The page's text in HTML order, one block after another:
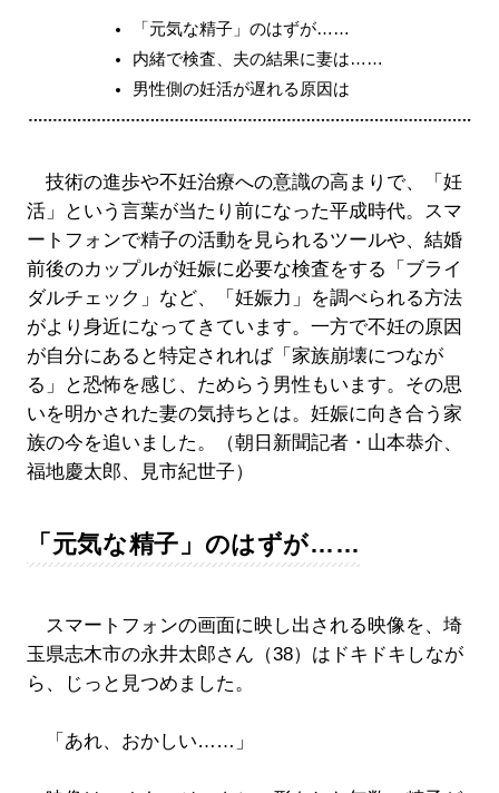
「元気な精子」のはずが……
内緒で検査、夫の結果に妻は……
男性側の妊活が遅れる原因は
技術の進歩や不妊治療への意識の高まりで、「妊
活」という言葉が当たり前になった平成時代。スマ
ートフォンで精子の活動を見られるツールや、結婚
前後のカップルが妊娠に必要な検査をする「ブライ
ダルチェック」など、「妊娠力」を調べられる方法
がより身近になってきています。一方で不妊の原因
が自分にあると特定されれば「家族崩壊につなが
る」と恐怖を感じ、ためらう男性もいます。その思
いを明かされた妻の気持ちとは。妊娠に向き合う家
族の今を追いました。（朝日新聞記者・山本恭介、
福地慶太郎、見市紀世子）
「元気な精子」のはずが……
スマートフォンの画面に映し出される映像を、埼
玉県志木市の永井太郎さん（38）はドキドキしなが
ら、じっと見つめました。
「あれ、おかしい……」